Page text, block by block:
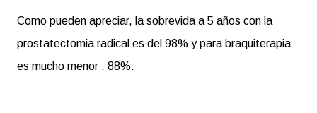
Como pueden apreciar, la sobrevida a 5 años con la
prostatectomia radical es del 98% y para braquiterapia
es mucho menor : 88%.